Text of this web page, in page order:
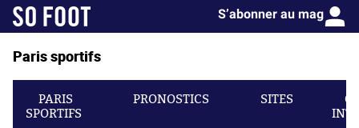
S’abonner au mag
Paris sportifs
PARIS
SPORTIFS
PRONOSTICS SITES